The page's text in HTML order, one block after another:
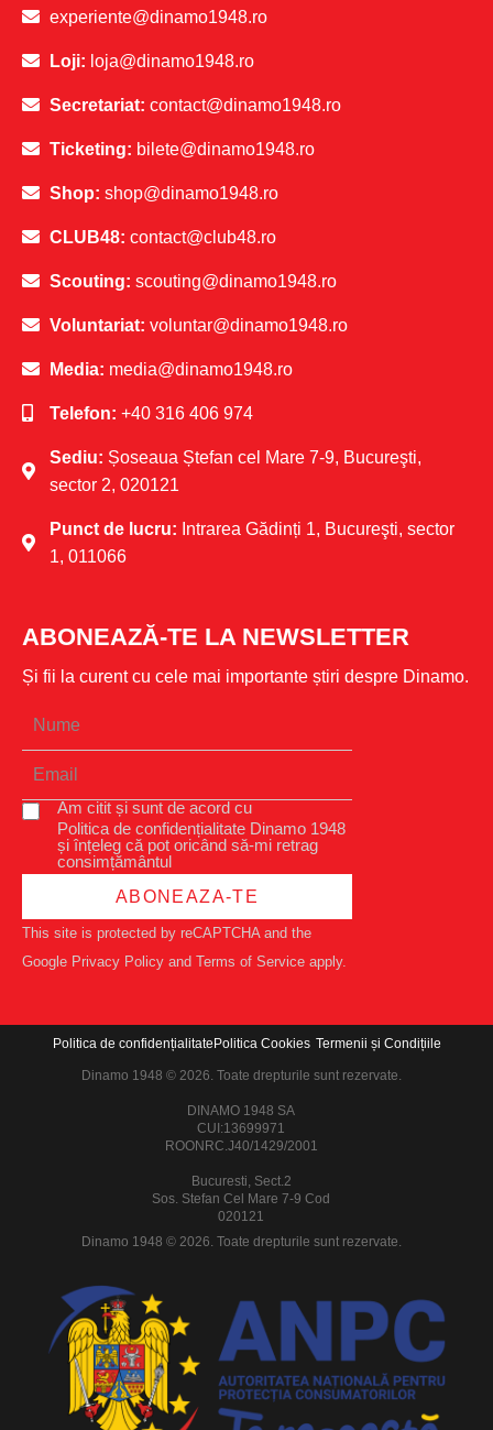
experiente@dinamo1948.ro
Loji: loja@dinamo1948.ro
Secretariat: contact@dinamo1948.ro
Ticketing: bilete@dinamo1948.ro
Shop: shop@dinamo1948.ro
CLUB48: contact@club48.ro
Scouting: scouting@dinamo1948.ro
Voluntariat: voluntar@dinamo1948.ro
Media: media@dinamo1948.ro
Telefon: +40 316 406 974
Sediu: Șoseaua Ștefan cel Mare 7-9, Bucureşti,
sector 2, 020121
Punct de lucru: Intrarea Gădinți 1, Bucureşti, sector
1, 011066
ABONEAZĂ-TE LA NEWSLETTER
Și fii la curent cu cele mai importante știri despre Dinamo.
Am citit și sunt de acord cu
Politica de confidențialitate Dinamo 1948
și înțeleg că pot oricând să-mi retrag
consimțământul
ABONEAZA-TE
This site is protected by reCAPTCHA and the
Google Privacy Policy and Terms of Service apply.
Politica de confidențialitatePolitica Cookies Termenii și Condițiile
Dinamo 1948 © 2026. Toate drepturile sunt rezervate.
DINAMO 1948 SA
CUI:13699971
ROONRC.J40/1429/2001
Bucuresti, Sect.2
Sos. Stefan Cel Mare 7-9 Cod
020121
Dinamo 1948 © 2026. Toate drepturile sunt rezervate.